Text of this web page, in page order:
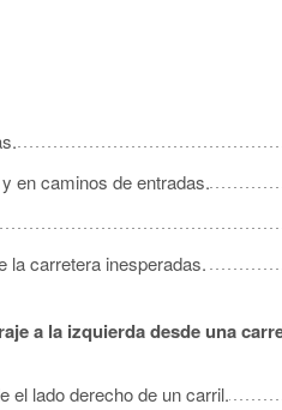
en caminos de entradas.
la carretera inesperadas.
a la izquierda desde una
el lado derecho de un carril.